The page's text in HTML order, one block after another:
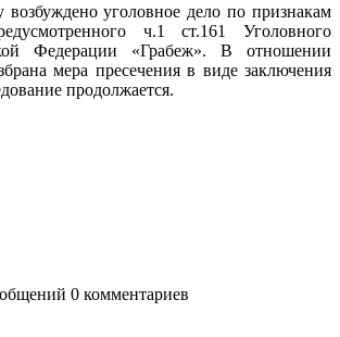
уголовное дело по признакам
ч.1 ст.161 Уголовного
Федерации «Грабеж». В отношении
мера пресечения в виде заключения
продолжается.
0 комментариев